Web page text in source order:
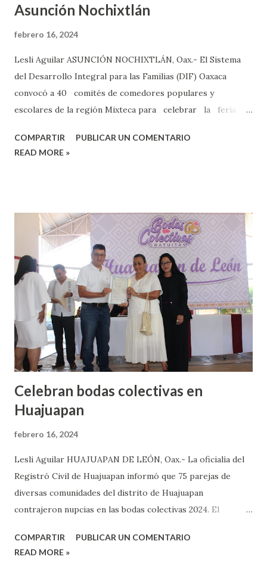
Asunción Nochixtlán
febrero 16, 2024
Lesli Aguilar ASUNCIÓN NOCHIXTLÁN, Oax.- El Sistema
del Desarrollo Integral para las Familias (DIF) Oaxaca
convocó a 40 comités de comedores populares y
escolares de la región Mixteca para celebrar la feria
DIF de Oaxaca, Irma Bolaños, informó que esta feria
Asunción Nochixtlán, las cocineras tradicionales de las
comunidades presentaron los platillos que realizan en los
comedores populares y escolares como: tortillas de
betabel, agua de avena, tortillas de avena, torta de atún y
camarón con frijoles blancos, frijolitos con ombligo,
amarillo de conejo, tortitas de papa, entre otros más. El
presidente municipal, Alfredo Feliciano López Santiago,
dijo que estas ...
COMPARTIR
PUBLICAR UN COMENTARIO
READ MORE »
Celebran bodas colectivas en
Huajuapan
febrero 16, 2024
Lesli Aguilar HUAJUAPAN DE LEÓN, Oax.- La oficialía del
Registró Civil de Huajuapan informó que 75 parejas de
diversas comunidades del distrito de Huajuapan
contrajeron nupcias en las bodas colectivas 2024. El
Chávez, dijo que las parejas contrayentes son de los
COMPARTIR
PUBLICAR UN COMENTARIO
READ MORE »